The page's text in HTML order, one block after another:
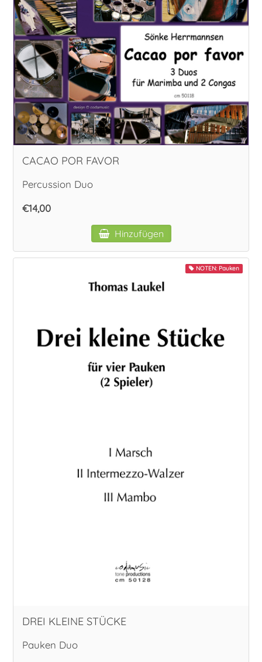
CACAO POR FAVOR
Percussion Duo
€14,00
Hinzufügen
NOTEN: Pauken
DREI KLEINE STÜCKE
Pauken Duo